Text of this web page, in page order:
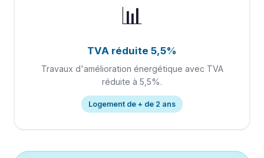
📊
TVA réduite 5,5%
Travaux d'amélioration énergétique avec TVA
réduite à 5,5%.
Logement de + de 2 ans